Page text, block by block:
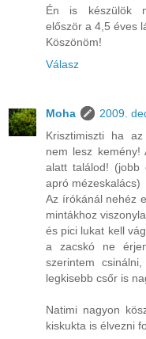
Én is készülök
először a 4,5 éves
Köszönöm!
Válasz
Moha
2009.
Krisztimiszti ha
nem lesz kemény!
alatt találod!
apró mézeskalács)
Az írókánál nehéz
mintákhoz
és pici lukat kell
a zacskó ne
szerintem
legkisebb csőr is
Natimi nagyon
kiskukta is élvezni